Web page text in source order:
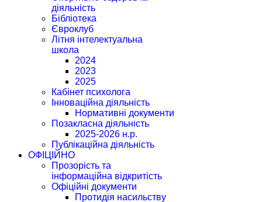
діяльність
Бібліотека
Євроклуб
Літня інтелектуальна
школа
2024
2023
2025
Кабінет психолога
Інноваційна діяльність
Нормативні документи
Позакласна діяльність
2025-2026 н.р.
Публікаційна діяльність
ОФІЦІЙНО
Прозорість та
інформаційна відкритість
Офіційні документи
Протидія насильству